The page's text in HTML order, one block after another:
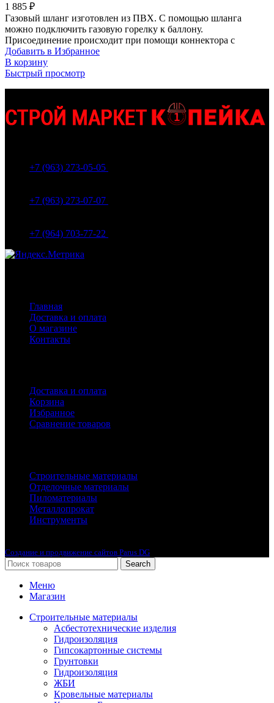
1 885 ₽
Газовый шланг изготовлен из ПВХ. С помощью шланга
можно подключить газовую горелку к баллону.
Присоединение происходит при помощи коннектора с
Добавить в Избранное
В корзину
Быстрый просмотр
+7 (963) 273-05-05
+7 (963) 273-07-07
+7 (964) 703-77-22
Главная
Доставка и оплата
О магазине
Контакты
Доставка и оплата
Корзина
Избранное
Сравнение товаров
Строительные материалы
Отделочные материалы
Пиломатериалы
Металлопрокат
Инструменты
Создание и продвижение сайтов Parus DG
Search
Меню
Магазин
Строительные материалы
Асбестотехнические изделия
Гидроизоляция
Гипсокартонные системы
Грунтовки
Гидроизоляция
ЖБИ
Кровельные материалы